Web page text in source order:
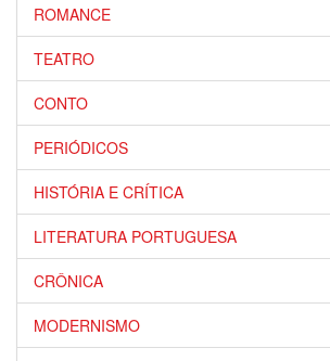
ROMANCE
TEATRO
CONTO
PERIÓDICOS
HISTÓRIA E CRÍTICA
LITERATURA PORTUGUESA
CRÔNICA
MODERNISMO